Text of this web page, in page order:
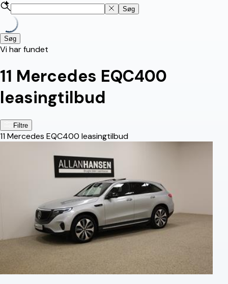
Søg
Søg
Vi har fundet
11 Mercedes EQC400
leasingtilbud
Filtre
11Mercedes EQC400 leasingtilbud